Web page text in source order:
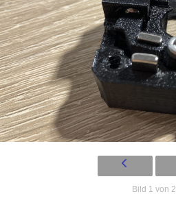
Bild 1 von 2